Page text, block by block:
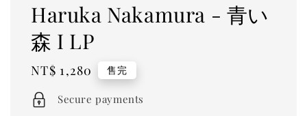
Haruka Nakamura - 青い
森 I LP
Regular
price
NT$ 1,280 售完
Secure payments